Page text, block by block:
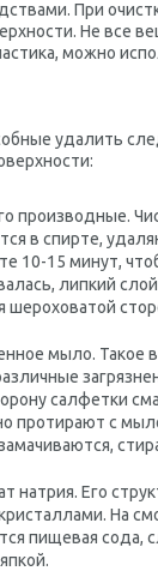
При
Не все
можно
удалить
производные.
в спирте,
10-15 минут,
липкий
шероховатой
мыло. Такое
салфетки
протирают с
натрия. Его
На
пищевая сода,